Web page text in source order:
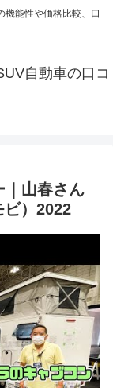
機能性や価格比較、口
自動車の口コ
｜山春さん
）2022